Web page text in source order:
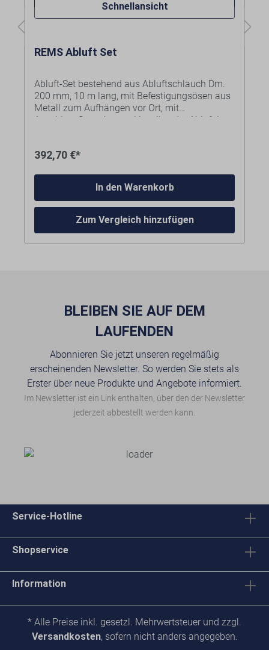
Schnellansicht
REMS Abluft Set
Abluft-Set bestehend aus Abluftschlauch Dm.
200 mm, 10 m lang, mit Befestigungsösen aus
Metall zum Aufhängen vor Ort, mit
Anschlussflansch, zum Verteilen der Abluft im
Anblasen nasser Flächen. Für REMS Secco 80.
392,70 €*
In den Warenkorb
Zum Vergleich hinzufügen
BLEIBEN SIE AUF DEM
LAUFENDEN
Abonnieren Sie jetzt unseren regelmäßig
erscheinenden Newsletter. So werden Sie stets als
Erster über neue Produkte und Angebote informiert.
Im Newsletter ist ein Link enthalten, über den der Newsletter
jederzeit abbestellt werden kann.
Service-Hotline
Shopservice
Information
* Alle Preise inkl. gesetzl. Mehrwertsteuer und zzgl.
Versandkosten, sofern nicht anders angegeben.